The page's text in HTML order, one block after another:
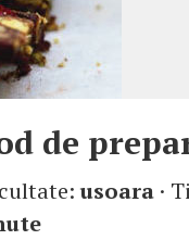
de
usoara ·